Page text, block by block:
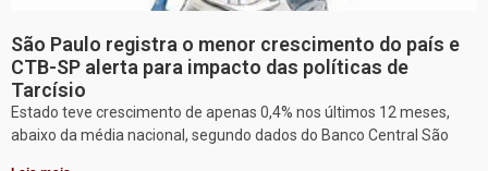
São Paulo registra o menor crescimento do país e
CTB-SP alerta para impacto das políticas de
Tarcísio
Estado teve crescimento de apenas 0,4% nos últimos 12 meses,
abaixo da média nacional, segundo dados do Banco Central São